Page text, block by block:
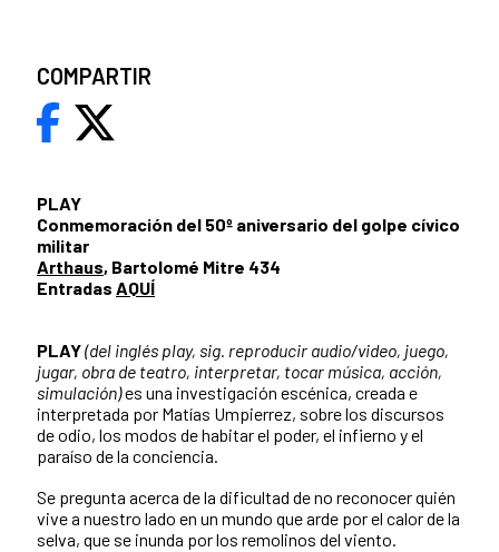
PLAY
Conmemoración del 50º aniversario del golpe cívico
militar
Arthaus, Bartolomé Mitre 434
Entradas AQUÍ
PLAY(del inglés play, sig. reproducir audio/video, juego,
jugar, obra de teatro, interpretar, tocar música, acción,
simulación)es una investigación escénica, creada e
interpretada por Matías Umpierrez, sobre los discursos
de odio, los modos de habitar el poder, el infierno y el
paraíso de la conciencia.
Se pregunta acerca de la dificultad de no reconocer quién
vive a nuestro lado en un mundo que arde por el calor de la
selva, que se inunda por los remolinos del viento.
COMPARTIR